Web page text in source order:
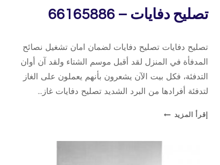
منازل
تصليح دفايات – 66165886
repaircookers
تصليح دفايات تصليح دفايات لضمان امان تشغيل نصائح
المدفأة في المنزل لقد أقبل موسم الشتاء ولقد آن أوان
التدفئة، فكل بيت الآن يشعرون بأنهم يعملون على الغاز
لتدفئة أفرادها من البرد الشديد تصليح دفايات غاز…
إقرأ المزيد تصليح